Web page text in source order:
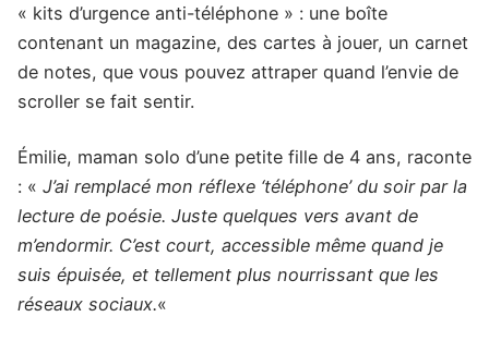
« kits d’urgence anti-téléphone » : une boîte
contenant un magazine, des cartes à jouer, un carnet
de notes, que vous pouvez attraper quand l’envie de
scroller se fait sentir.
Émilie, maman solo d’une petite fille de 4 ans, raconte
: « J’ai remplacé mon réflexe ‘téléphone’ du soir par la
lecture de poésie. Juste quelques vers avant de
m’endormir. C’est court, accessible même quand je
suis épuisée, et tellement plus nourrissant que les
réseaux sociaux.«